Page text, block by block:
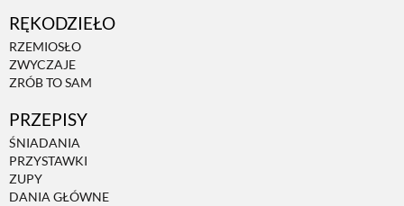
RĘKODZIEŁO
RZEMIOSŁO
ZWYCZAJE
ZRÓB TO SAM
PRZEPISY
ŚNIADANIA
PRZYSTAWKI
ZUPY
DANIA GŁÓWNE